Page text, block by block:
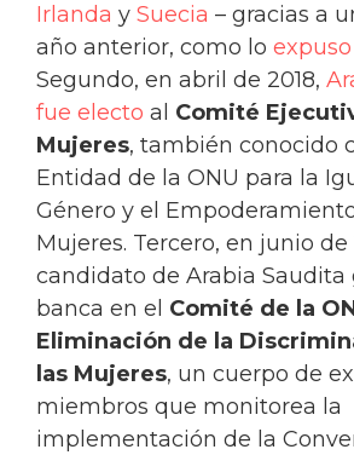
Irlanda y Suecia – gracias a
año anterior, como lo expuso
Segundo, en abril de 2018,
fue electo al Comité
Mujeres, también conocido
Entidad de la ONU para la
Género y el
Mujeres. Tercero, en junio de
candidato de Arabia Saudita
banca en el Comité de la
Eliminación de la
las Mujeres, un cuerpo de
miembros que monitorea la
implementación de la